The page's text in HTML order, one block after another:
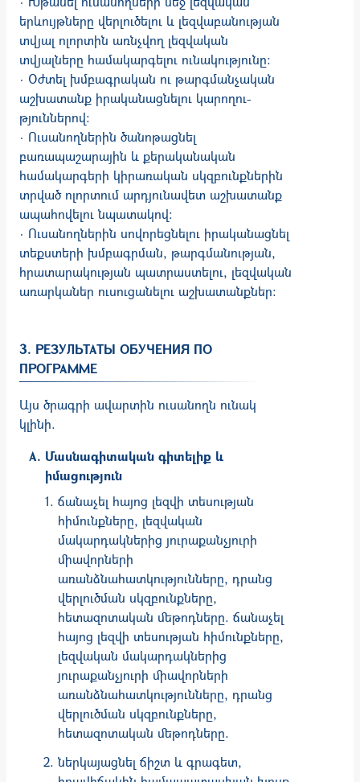
երևույթները վերլուծելու և լեզվաբանության
տվյալ ոլորտին առնչվող լեզվական
տվյալները համակարգելու ունակությունը:
· Օժտել խմբագրական ու թարգմանչական
աշխատանք իրականացնելու կարողու­
թյուններով:
· Ուսանողներին ծանոթացնել
բառապաշարային և քերականական
համակարգերի կիրառական սկզբունքներին
տրված ոլորտում արդյունավետ աշխատանք
ապա­հո­վելու նպատակով:
· Ուսանողներին սովորեցնելու իրականացնել
տեքստերի խմբագրման, թարգմա­նութ­յան,
հրատարակության պատրաստելու, լեզվական
առարկաներ ուսուցանելու աշխատանքներ:
3. РЕЗУЛЬТАТЫ ОБУЧЕНИЯ ПО
ПРОГРАММЕ
Այս ծրագրի ավարտին ուսանողն ունակ
կլինի.
Մասնագիտական գիտելիք և
իմացություն
ճանաչել հայոց լեզվի տեսության
հիմունքները, լեզվական
մակարդակներից յուրաքանչյուրի
միավորների
առանձնահատկությունները, դրանց
վերլուծման սկզբունքները,
հետազոտական մեթոդները. ճանաչել
հայոց լեզվի տեսության հիմունքները,
լեզվական մակարդակներից
յուրաքանչյուրի միավորների
առանձնահատկությունները, դրանց
վերլուծման սկզբունքները,
հետազոտական մեթոդները.
ներկայացնել ճիշտ և գրագետ,